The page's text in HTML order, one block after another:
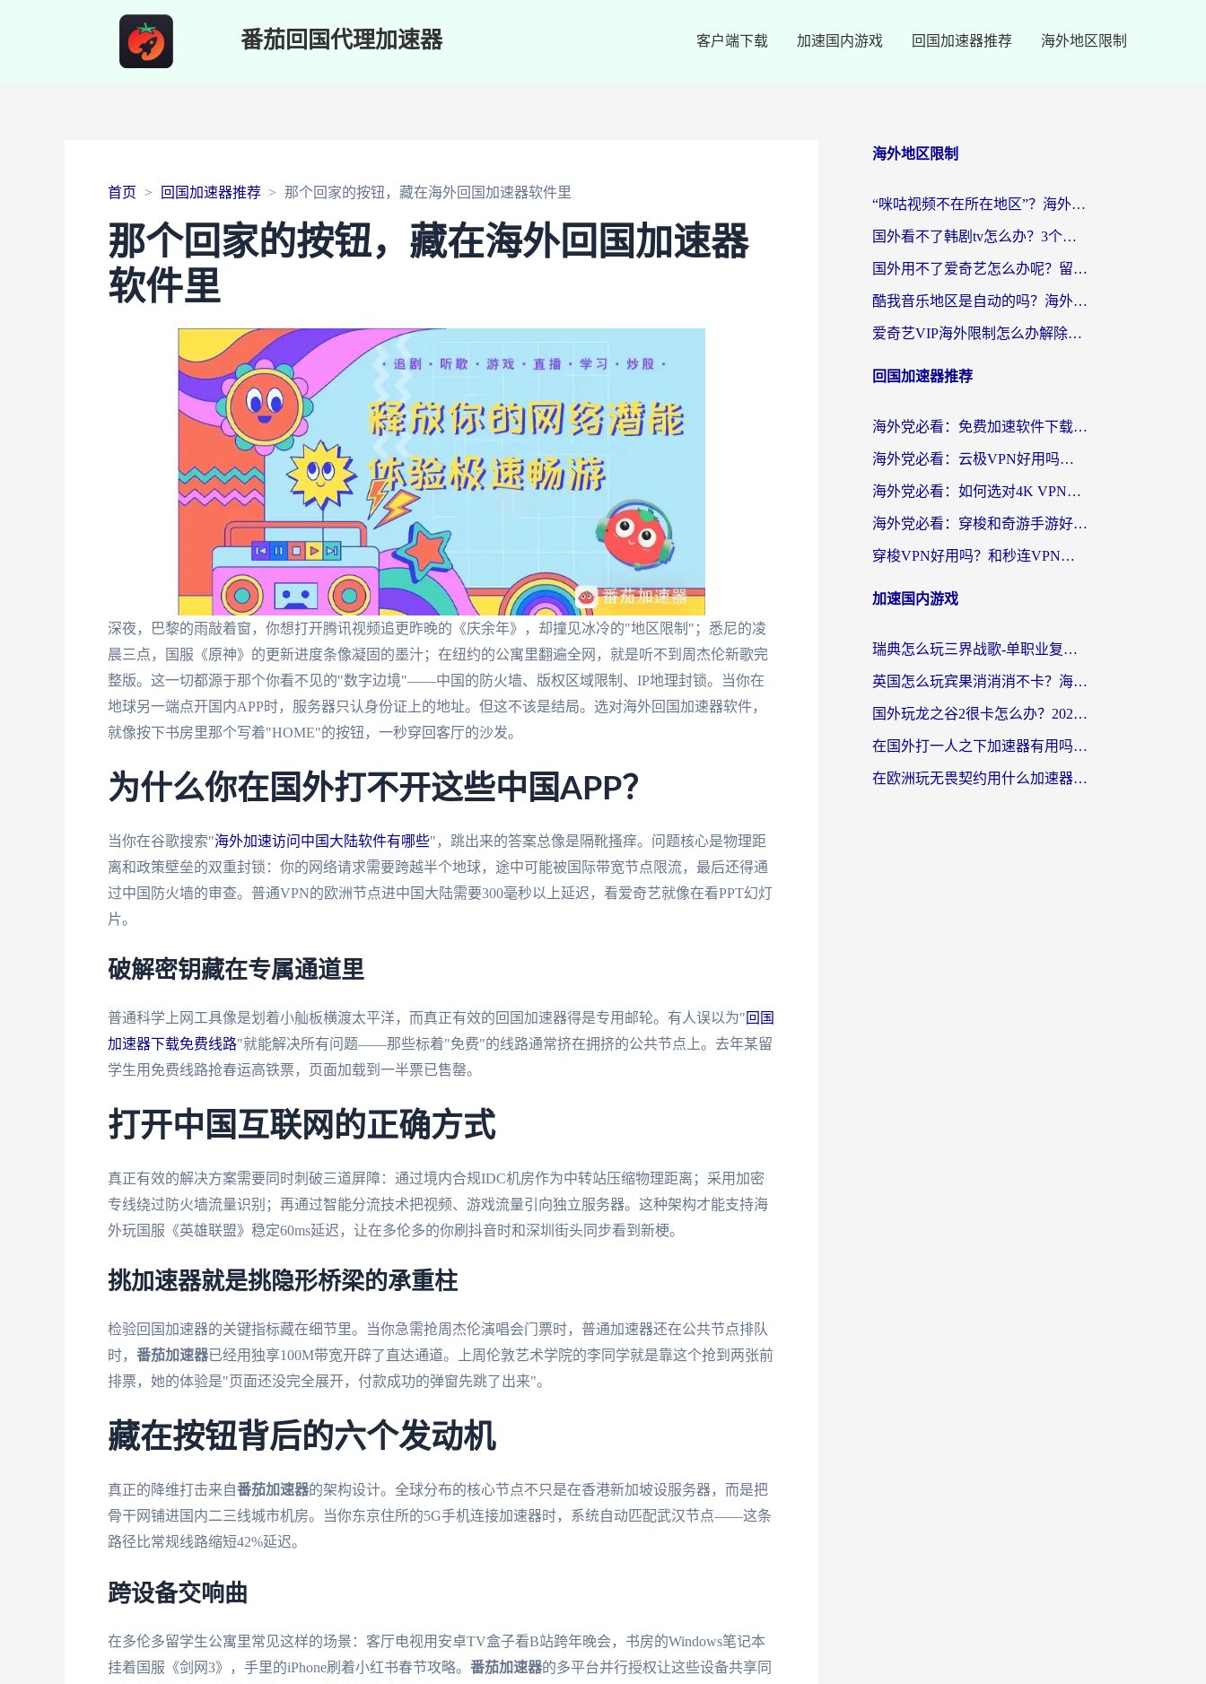
番茄回国代理加速器 客户端下载 加速国内游戏 回国加速器推荐 海外地区限制
首页 回国加速器推荐 那个回家的按钮，藏在海外回国加速器软件里
那个回家的按钮，藏在海外回国加速器
软件里
深夜，巴黎的雨敲着窗，你想打开腾讯视频追更昨晚的《庆余年》，却撞见冰冷的"地区限制"；悉尼的凌
晨三点，国服《原神》的更新进度条像凝固的墨汁；在纽约的公寓里翻遍全网，就是听不到周杰伦新歌完
整版。这一切都源于那个你看不见的"数字边境"——中国的防火墙、版权区域限制、IP地理封锁。当你在
地球另一端点开国内APP时，服务器只认身份证上的地址。但这不该是结局。选对海外回国加速器软件，
就像按下书房里那个写着"HOME"的按钮，一秒穿回客厅的沙发。
为什么你在国外打不开这些中国APP？
当你在谷歌搜索"海外加速访问中国大陆软件有哪些"，跳出来的答案总像是隔靴搔痒。问题核心是物理距
离和政策壁垒的双重封锁：你的网络请求需要跨越半个地球，途中可能被国际带宽节点限流，最后还得通
过中国防火墙的审查。普通VPN的欧洲节点进中国大陆需要300毫秒以上延迟，看爱奇艺就像在看PPT幻灯
片。
破解密钥藏在专属通道里
普通科学上网工具像是划着小舢板横渡太平洋，而真正有效的回国加速器得是专用邮轮。有人误以为"回国
加速器下载免费线路"就能解决所有问题——那些标着"免费"的线路通常挤在拥挤的公共节点上。去年某留
学生用免费线路抢春运高铁票，页面加载到一半票已售罄。
打开中国互联网的正确方式
真正有效的解决方案需要同时刺破三道屏障：通过境内合规IDC机房作为中转站压缩物理距离；采用加密
专线绕过防火墙流量识别；再通过智能分流技术把视频、游戏流量引向独立服务器。这种架构才能支持海
外玩国服《英雄联盟》稳定60ms延迟，让在多伦多的你刷抖音时和深圳街头同步看到新梗。
挑加速器就是挑隐形桥梁的承重柱
检验回国加速器的关键指标藏在细节里。当你急需抢周杰伦演唱会门票时，普通加速器还在公共节点排队
时， 番茄加速器已经用独享100M带宽开辟了直达通道。上周伦敦艺术学院的李同学就是靠这个抢到两张前
排票，她的体验是"页面还没完全展开，付款成功的弹窗先跳了出来"。
藏在按钮背后的六个发动机
真正的降维打击来自番茄加速器的架构设计。全球分布的核心节点不只是在香港新加坡设服务器，而是把
骨干网铺进国内二三线城市机房。当你东京住所的5G手机连接加速器时，系统自动匹配武汉节点——这条
路径比常规线路缩短42%延迟。
跨设备交响曲
在多伦多留学生公寓里常见这样的场景：客厅电视用安卓TV盒子看B站跨年晚会，书房的Windows笔记本
挂着国服《剑网3》，手里的iPhone刷着小红书春节攻略。 番茄加速器的多平台并行授权让这些设备共享同
海外地区限制
“咪咕视频不在所在地区”？海外党追剧看片、炒股的救星来了！
国外看不了韩剧tv怎么办？3个实用技巧解决海外追剧难题（附书旗小说&社保查询攻略）
国外用不了爱奇艺怎么办呢？留学生亲测有效的回国加速方案
酷我音乐地区是自动的吗？海外党听国内音乐看视频的真实解决方案
爱奇艺VIP海外限制怎么办解除？海外党追剧看片的终极解决方案
回国加速器推荐
海外党必看：免费加速软件下载指南——无缝访问国内资源的正确打开方式
海外党必看：云极VPN好用吗？和旋风VPN对比哪个回国效果更好？附真实体验+选择攻略
海外党必看：如何选对4K VPN，无缝刷国内剧听网易云？
海外党必看：穿梭和奇游手游好用吗？3步选对回国加速器，流畅看CCTV5海外直播
穿梭VPN好用吗？和秒连VPN对比哪个回国效果更好？海外党亲测实用指南
加速国内游戏
瑞典怎么玩三界战歌-单职业复古传奇手游？海外党国服游戏加速终极指南
英国怎么玩宾果消消消不卡？海外党国服游戏加速终极攻略（附守望第九大陆解决办法）
国外玩龙之谷2很卡怎么办？2026海外党必看的国服游戏加速全攻略
在国外打一人之下加速器有用吗？海外党国服游戏畅玩全攻略
在欧洲玩无畏契约用什么加速器好？2026海外党亲测有效指南